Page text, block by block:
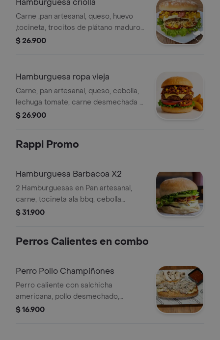
Hamburguesa criolla
Carne ,pan artesanal, queso, huevo
,tocineta, trocitos de plátano maduro,
maíz tierno, cebolla, tomate, lechuga,
$ 26.900
Hamburguesa ropa vieja
Carne, pan artesanal, queso, cebolla,
lechuga tomate, carne desmechada y
maiz tierno acompañada con papas
$ 26.900
Rappi Promo
Hamburguesa Barbacoa X2
2 Hamburguesas en Pan artesanal,
carne, tocineta ala bbq, cebolla
salteada, queso.
$ 31.900
Perros Calientes en combo
Perro Pollo Champiñones
Perro caliente con salchicha
americana, pollo desmechado,
champiñones, queso y papas fosforito
$ 16.900